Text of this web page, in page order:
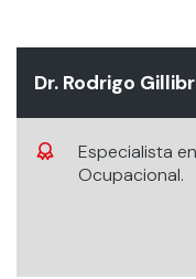
Dr. Rodrigo
Especialista
Ocupacional.